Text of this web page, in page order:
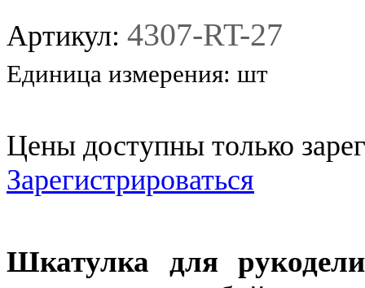
Артикул: 4307-RT-27
Единица измерения: шт
Цены доступны только
Зарегистрироваться
Шкатулка для